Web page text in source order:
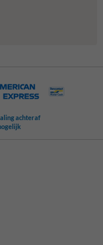
achteraf